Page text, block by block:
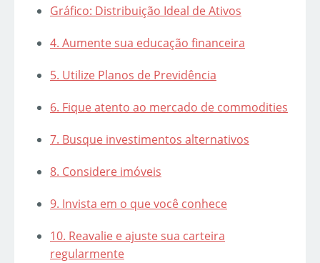
Gráfico: Distribuição Ideal de Ativos
4. Aumente sua educação financeira
5. Utilize Planos de Previdência
6. Fique atento ao mercado de commodities
7. Busque investimentos alternativos
8. Considere imóveis
9. Invista em o que você conhece
10. Reavalie e ajuste sua carteira
regularmente